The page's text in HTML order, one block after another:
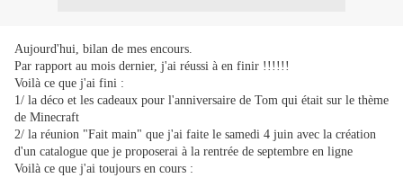
Aujourd'hui, bilan de mes encours.
Par rapport au mois dernier, j'ai réussi à en finir !!!!!!
Voilà ce que j'ai fini :
1/ la déco et les cadeaux pour l'anniversaire de Tom qui était sur le thème
de Minecraft
2/ la réunion "Fait main" que j'ai faite le samedi 4 juin avec la création
d'un catalogue que je proposerai à la rentrée de septembre en ligne
Voilà ce que j'ai toujours en cours :